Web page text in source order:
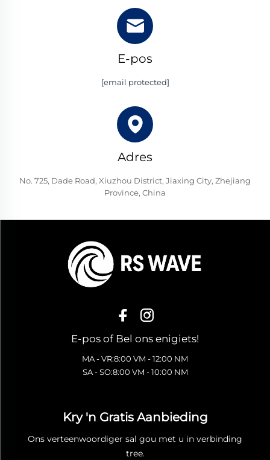
E-pos
[email protected]
Adres
No. 725, Dade Road, Xiuzhou District, Jiaxing City, Zhejiang
Province, China
E-pos of Bel ons enigiets!
MA - VR:8:00 VM - 12:00 NM
SA - SO:8:00 VM - 10:00 NM
Kry 'n Gratis Aanbieding
Ons verteenwoordiger sal gou met u in verbinding
tree.